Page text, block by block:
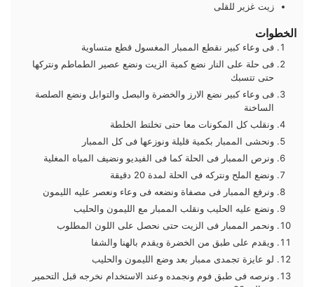
زيت غزير للقلى
الخطوات
فى وعاء كبير نقطع الممبار المغسول قطع متساوية
فى حلة على النار نضع كمية الزيت ونضع عصير الطماطم ونتركها
حتى تتسبك
فى وعاء كبير نضع الارز والخضرة والبصل والتوابل ونضع الصلصة
الساخنة
ونقلب كل المكونات معا حتى تخلتط الخلطة
ونحشى الممبار بكمية قليلة ونوزعها فى كل الممبار
ونرص الممبار فى الحلة كما فى الفيديو ونضيف المياه المغلية
ونضع الملح ونتركه فى الحلة لمدة 20 دقيقة
ونرفع الممبار فى مصفاة ونضعه فى وعاء ونعصر عليه الليمون
ونضع عليه الحليب ونقلب الممبار مع الليمون والحليب
ونحمر الممبار فى الزيت حتى نحصل على اللون المطلوب
ويقدم على طبق من الخضرة ويقدم بالهنا والشفا
لو عايزة تجمدى ممبار بعد وضع الليمون والحليب
ونرصه فى طبق فوم ونجمده وعند الاستخدام نخرجه قبل التحمير